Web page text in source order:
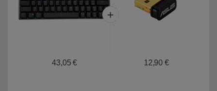
43,05€ 12,90 €